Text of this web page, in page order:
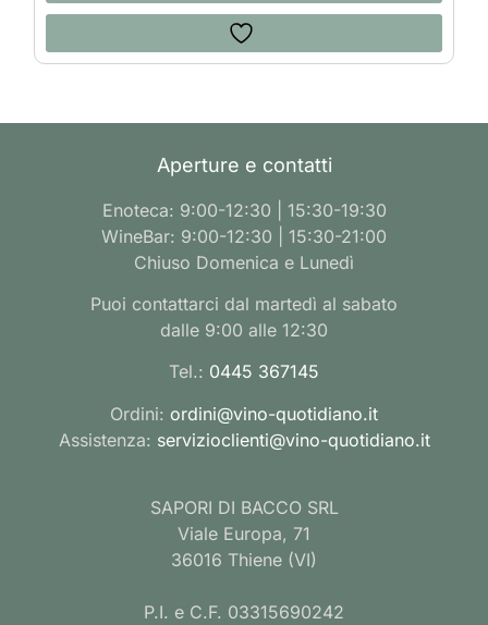
Aperture e contatti
Enoteca: 9:00-12:30 | 15:30-19:30
WineBar: 9:00-12:30 | 15:30-21:00
Chiuso Domenica e Lunedì
Puoi contattarci dal martedì al sabato
dalle 9:00 alle 12:30
Tel.: 0445 367145
Ordini: ordini@vino-quotidiano.it
Assistenza: servizioclienti@vino-quotidiano.it
SAPORI DI BACCO SRL
Viale Europa, 71
36016 Thiene (VI)
P.I. e C.F. 03315690242